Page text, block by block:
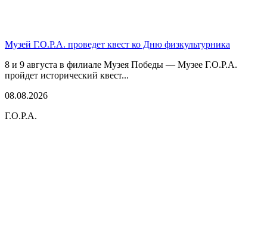
Музей Г.О.Р.А. проведет квест ко Дню физкультурника
8 и 9 августа в филиале Музея Победы — Музее Г.О.Р.А.
пройдет исторический квест...
08.08.2026
Г.О.Р.А.